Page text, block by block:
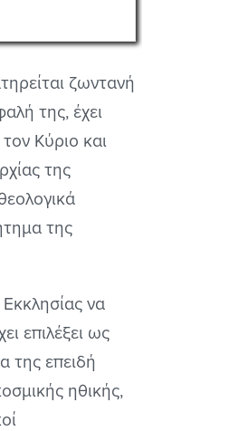
ζωντανή
της, έχει
Κύριο και
της
της
να
επιλέξει ως
της επειδή
ηθικής,